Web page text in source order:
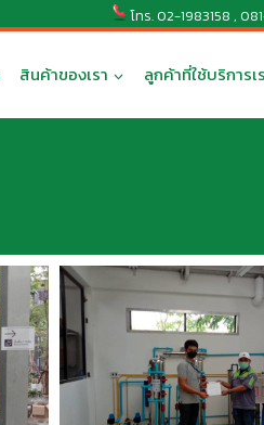
โทร. 02-1983158 ,
สินค้าของเรา ลูกค้าที่ใช้บริการเ